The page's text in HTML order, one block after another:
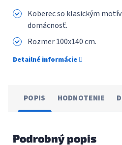
Koberec so klasickým
domácnosť.
Rozmer 100x140 cm.
Detailné informácie
POPIS HODNOTENIE
Podrobný popis